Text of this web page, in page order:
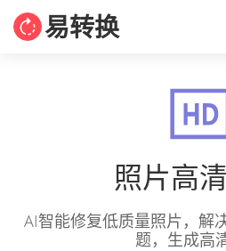
易转换
照片高
AI智能修复低质量照片，解
题，生成高